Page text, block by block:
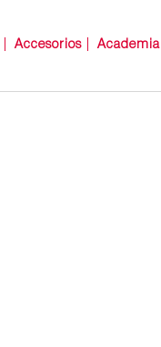
Accesorios Academia